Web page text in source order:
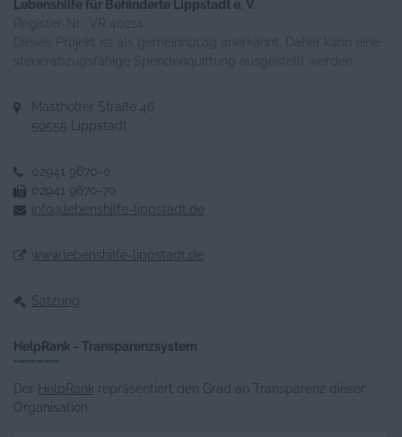
Lebenshilfe für Behinderte Lippstadt e. V.
Mastholter Straße 46
59555 Lippstadt
02941 9670-0
02941 9670-70
info@lebenshilfe-lippstadt.de
www.lebenshilfe-lippstadt.de
Satzung
HelpRank - Transparenzsystem
Der HelpRank repräsentiert den Grad an Transparenz dieser
Organisation.